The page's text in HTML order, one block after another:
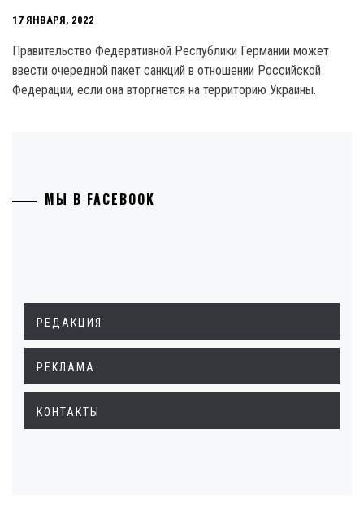
17 ЯНВАРЯ, 2022
Правительство Федеративной Республики Германии может
ввести очередной пакет санкций в отношении Российской
Федерации, если она вторгнется на территорию Украины.
МЫ В FACEBOOK
РЕДАКЦИЯ
РЕКЛАМА
КОНТАКТЫ